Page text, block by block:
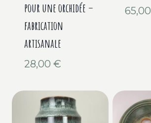
pour une orchidée –
fabrication
artisanale
28,00 €
65,00